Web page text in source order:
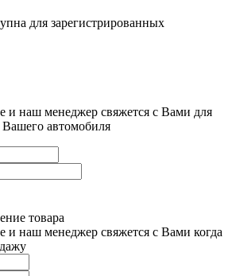
для зарегистрированных
и наш менеджер свяжется с Вами для
автомобиля
товара
наш менеджер свяжется с Вами когда